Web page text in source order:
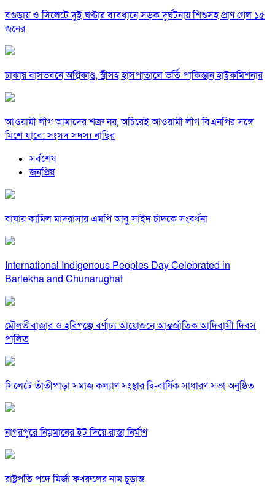
বগুড়ায় ও সিলেটে দুই ঘণ্টার ব্যবধানে সড়ক দুর্ঘটনায় শিশুসহ প্রাণ গেল ১৫
জনের
ঢাকায় বাসভবনে অগ্নিকাণ্ড, স্ত্রীসহ হাসপাতালে ভর্তি পাকিস্তান হাইকমিশনার
আওয়ামী লীগ আমাদের শত্রু নয়, অচিরেই আওয়ামী লীগ বিএনপির সঙ্গে
মিশে যাবে: সংসদ সদস্য নাছির
সর্বশেষ
জনপ্রিয়
বাঘায় কামিল মাদরাসায় এমপি আবু সাইদ চাঁদকে সংবর্ধনা
International Indigenous Peoples Day Celebrated in
Barlekha and Chunarughat
মৌলভীবাজার ও হবিগঞ্জে বর্ণাঢ্য আয়োজনে আন্তর্জাতিক আদিবাসী দিবস
পালিত
সিলেটে তাঁতীপাড়া সমাজ কল্যাণ সংস্থার দ্বি-বার্ষিক সাধারণ সভা অনুষ্ঠিত
নাগরপুরে নিম্নমানের ইট দিয়ে রাস্তা নির্মাণ
রাষ্ট্রপতি পদে মির্জা ফখরুলের নাম চূড়ান্ত